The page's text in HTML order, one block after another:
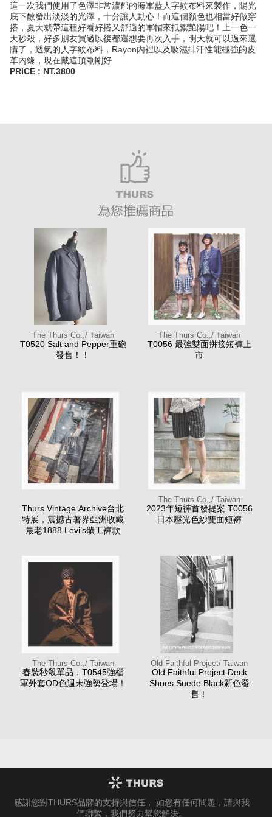
這一次我們使用了色澤非常濃郁的海軍藍人字紋布料來製作，陽光
底下散發出淡淡的光澤，十分讓人動心！而這個顏色也相當好做穿
搭，夏天就帶這種好看好搭又舒適的軍帽來抵禦艷陽吧！上一色一
天秒殺，好多朋友買過以後都還想要再次入手，明天就可以過來選
購了，透氣的人字紋布料，Rayon內裡以及吸濕排汗性能極強的皮
革內緣，現在戴這頂剛剛好
PRICE : NT.3800
The Thurs Co.,/ Taiwan
T0520 Salt and Pepper重砲
發售！！
The Thurs Co.,/ Taiwan
T0056 最強雙面拼接短褲上
市
Thurs Vintage Archive台北
特展，震撼古著界亞洲收藏
最老1888 Levi’s礦工褲款
The Thurs Co.,/ Taiwan
2023年短褲首發提案 T0056
日本壓光色紗雙面短褲
The Thurs Co.,/ Taiwan
春裝秒殺單品，T0545強檔
軍外套OD色週末強勢登場！
Old Faithful Project/ Taiwan
Old Faithful Project Deck
Shoes Suede Black新色發
售！
感謝您對THURS品牌的支持與信任， 如您有任何問題，請與我
們聯繫，我們努力幫您解決。